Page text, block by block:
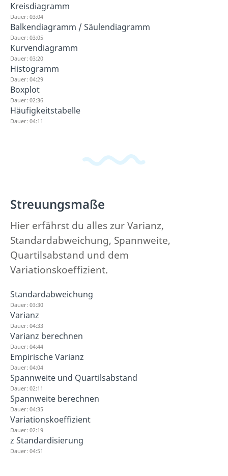
Kreisdiagramm
Dauer: 03:04
Balkendiagramm / Säulendiagramm
Dauer: 03:05
Kurvendiagramm
Dauer: 03:20
Histogramm
Dauer: 04:29
Boxplot
Dauer: 02:36
Häufigkeitstabelle
Dauer: 04:11
Streuungsmaße
Hier erfährst du alles zur Varianz,
Standardabweichung, Spannweite,
Quartilsabstand und dem
Variationskoeffizient.
Standardabweichung
Dauer: 03:30
Varianz
Dauer: 04:33
Varianz berechnen
Dauer: 04:44
Empirische Varianz
Dauer: 04:04
Spannweite und Quartilsabstand
Dauer: 02:11
Spannweite berechnen
Dauer: 04:35
Variationskoeffizient
Dauer: 02:19
z Standardisierung
Dauer: 04:51